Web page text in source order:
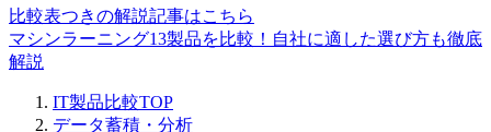
比較表つきの解説記事はこちら
マシンラーニング13製品を比較！自社に適した選び方も徹底
解説
IT製品比較TOP
データ蓄積・分析